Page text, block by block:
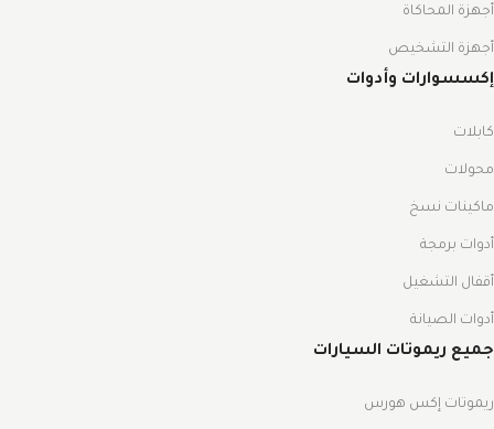
أجهزة المحاكاة
أجهزة التشخيص
إكسسوارات وأدوات
كابلات
محولات
ماكينات نسخ
أدوات برمجة
أقفال التشغيل
أدوات الصيانة
جميع ريموتات السيارات
ريموتات إكس هورس